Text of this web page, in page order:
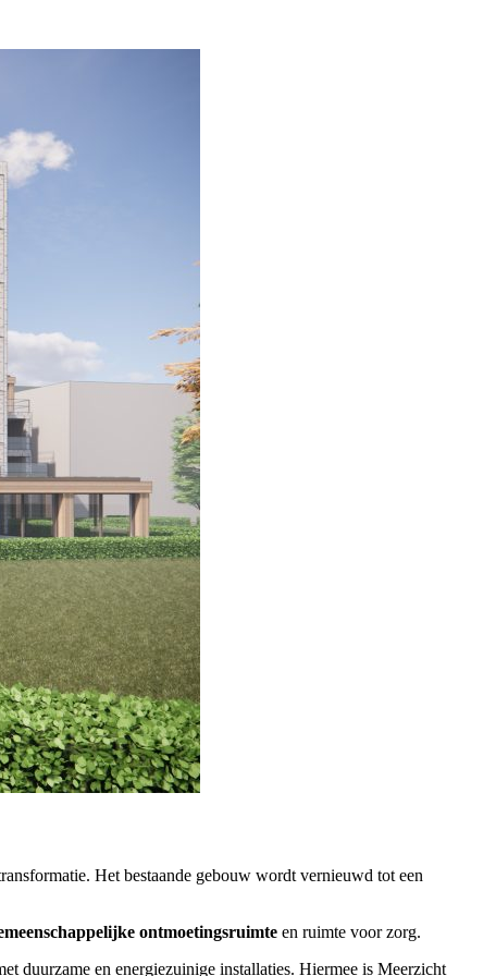
Het bestaande gebouw wordt vernieuwd tot een
ontmoetingsruimte en ruimte voor zorg.
duurzame en energiezuinige installaties. Hiermee is Meerzicht